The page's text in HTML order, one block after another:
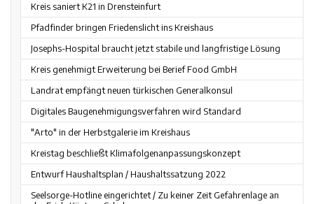
Kreis saniert K21 in Drensteinfurt
Pfadfinder bringen Friedenslicht ins Kreishaus
Josephs-Hospital braucht jetzt stabile und langfristige Lösung
Kreis genehmigt Erweiterung bei Berief Food GmbH
Landrat empfängt neuen türkischen Generalkonsul
Digitales Baugenehmigungsverfahren wird Standard
"Arto" in der Herbstgalerie im Kreishaus
Kreistag beschließt Klimafolgenanpassungskonzept
Entwurf Haushaltsplan / Haushaltssatzung 2022
Seelsorge-Hotline eingerichtet / Zu keiner Zeit Gefahrenlage an